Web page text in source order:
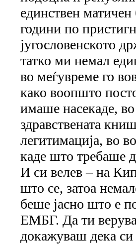
единствен матичен
години по
југословенското
татко ми немал
во меѓувреме го
како воопшто
имаше насекаде,
здравствената
легитимација, во
каде што требаше
И си велев – на
што се, затоа
беше јасно што е
ЕМБГ. Да ти
докажуваш дека